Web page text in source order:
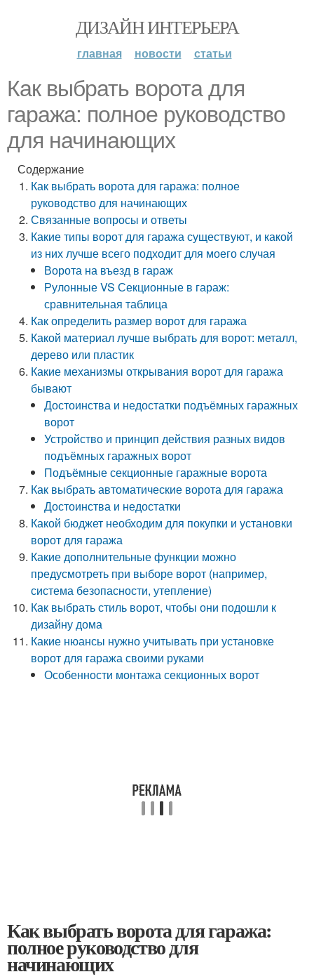
ДИЗАЙН ИНТЕРЬЕРА
главная новости статьи
Как выбрать ворота для
гаража: полное руководство
для начинающих
Содержание
Как выбрать ворота для гаража: полное
руководство для начинающих
Связанные вопросы и ответы
Какие типы ворот для гаража существуют, и какой
из них лучше всего подходит для моего случая
Ворота на въезд в гараж
Рулонные VS Секционные в гараж:
сравнительная таблица
Как определить размер ворот для гаража
Какой материал лучше выбрать для ворот: металл,
дерево или пластик
Какие механизмы открывания ворот для гаража
бывают
Достоинства и недостатки подъёмных гаражных
ворот
Устройство и принцип действия разных видов
подъёмных гаражных ворот
Подъёмные секционные гаражные ворота
Как выбрать автоматические ворота для гаража
Достоинства и недостатки
Какой бюджет необходим для покупки и установки
ворот для гаража
Какие дополнительные функции можно
предусмотреть при выборе ворот (например,
система безопасности, утепление)
Как выбрать стиль ворот, чтобы они подошли к
дизайну дома
Какие нюансы нужно учитывать при установке
ворот для гаража своими руками
Особенности монтажа секционных ворот
Как выбрать ворота для гаража:
полное руководство для
начинающих